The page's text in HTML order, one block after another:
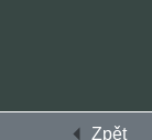
Zpět